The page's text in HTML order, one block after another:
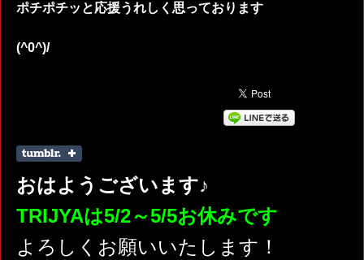
ポチポチッと応援うれしく思っております
(^0^)/
おはようございます♪
TRIJYAは5/2～5/5お休みです
よろしくお願いいたします！